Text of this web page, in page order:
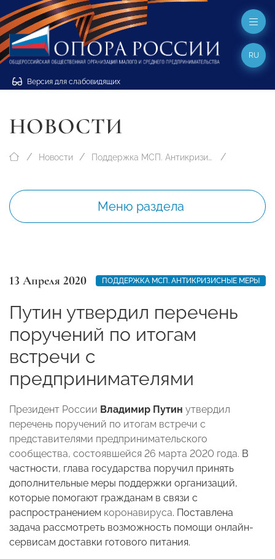
Версия для слабовидящих
RU
НОВОСТИ
Новости Поддержка МСП. Антикризисные меры
Меню раздела
13 Апреля 2020 ПОДДЕРЖКА МСП. АНТИКРИЗИСНЫЕ МЕРЫ
Путин утвердил перечень
поручений по итогам
встречи с
предпринимателями
Президент России Владимир Путин утвердил
перечень поручений по итогам встречи с
представителями предпринимательского
сообщества, состоявшейся 26 марта 2020 года. В
частности, глава государства поручил принять
дополнительные меры поддержки организаций,
которые помогают гражданам в связи с
распространением коронавируса. Поставлена
задача рассмотреть возможность помощи онлайн-
сервисам доставки готового питания.